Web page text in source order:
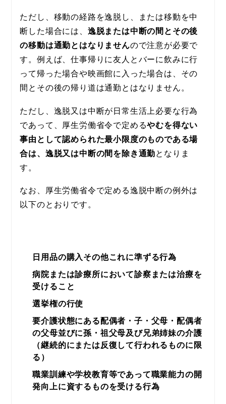
ただし、移動の経路を逸脱し、または移動を中
断した場合には、 逸脱または中断の間とその後
の移動は通勤とはなりませんので注意が必要で
す。例えば、仕事帰りに友人とバーに飲みに行
って帰った場合や映画館に入った場合は、その
間とその後の帰り道は通勤とはなりません。
ただし、逸脱又は中断が日常生活上必要な行為
であって、厚生労働省令で定めるやむを得ない
事由として認められた最小限度のものである場
合は、逸脱又は中断の間を除き通勤となりま
す。
なお、厚生労働省令で定める逸脱中断の例外は
以下のとおりです。
日用品の購入その他これに準ずる行為
病院または診療所において診察または治療を
受けること
選挙権の行使
要介護状態にある配偶者・子・父母・配偶者
の父母並びに孫・祖父母及び兄弟姉妹の介護
（継続的にまたは反復して行われるものに限
る）
職業訓練や学校教育等であって職業能力の開
発向上に資するものを受ける行為